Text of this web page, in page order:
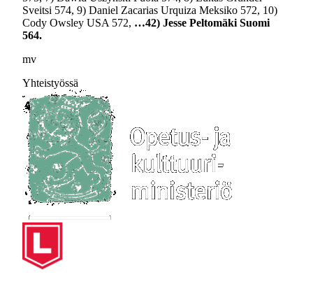
Sveitsi 574, 9) Daniel Zacarias Urquiza Meksiko 572, 10)
Cody Owsley USA 572, …42) Jesse Peltomäki Suomi
564.
mv
Yhteistyössä